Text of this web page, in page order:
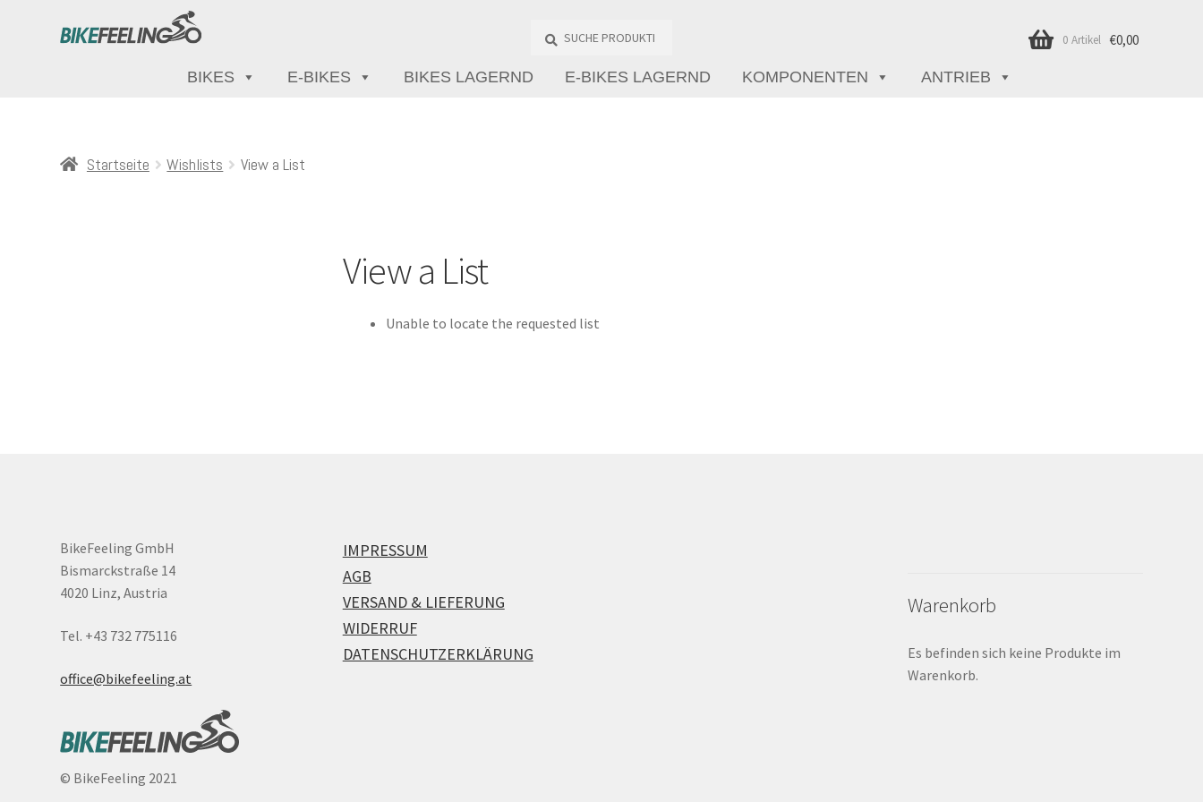
Produkte
€0,00
0 Artikel
BIKES E-BIKES BIKES LAGERND E-BIKES LAGERND KOMPONENTEN ANTRIEB
Startseite Wishlists View a List
View a List
Unable to locate the requested list
BikeFeeling GmbH
Bismarckstraße 14
4020 Linz, Austria
Tel. +43 732 775116
office@bikefeeling.at
© BikeFeeling 2021
IMPRESSUM
AGB
VERSAND & LIEFERUNG
WIDERRUF
DATENSCHUTZERKLÄRUNG
Warenkorb
Es befinden sich keine Produkte im
Warenkorb.